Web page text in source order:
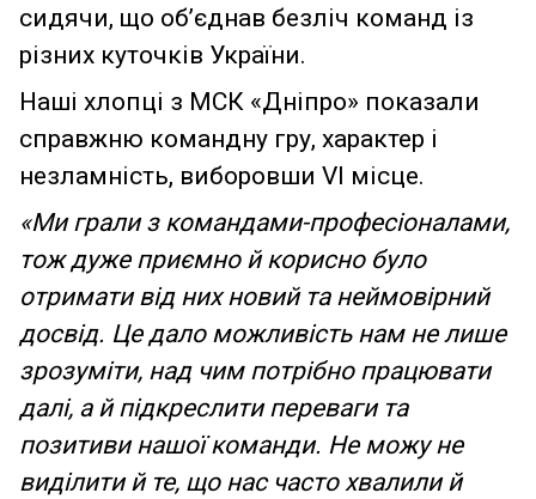
сидячи, що об’єднав безліч команд із
різних куточків України.
Наші хлопці з МСК «Дніпро» показали
справжню командну гру, характер і
незламність, виборовши VI місце.
«Ми грали з командами-професіоналами,
тож дуже приємно й корисно було
отримати від них новий та неймовірний
досвід. Це дало можливість нам не лише
зрозуміти, над чим потрібно працювати
далі, а й підкреслити переваги та
позитиви нашої команди. Не можу не
виділити й те, що нас часто хвалили й